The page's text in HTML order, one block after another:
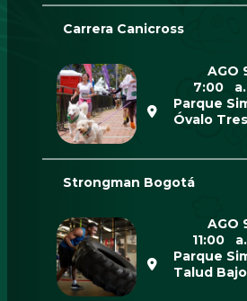
AGO
7:00 a.
Carrera Canicross
Parque
Óvalo
AGO
11:00
Strongman Bogotá
Parque
Talud